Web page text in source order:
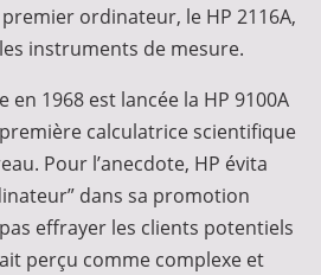
ordinateur, le HP 2116A,
instruments de mesure.
en 1968 est lancée la HP 9100A
calculatrice scientifique
Pour l’anecdote, HP évita
dans sa promotion
effrayer les clients potentiels
perçu comme complexe et